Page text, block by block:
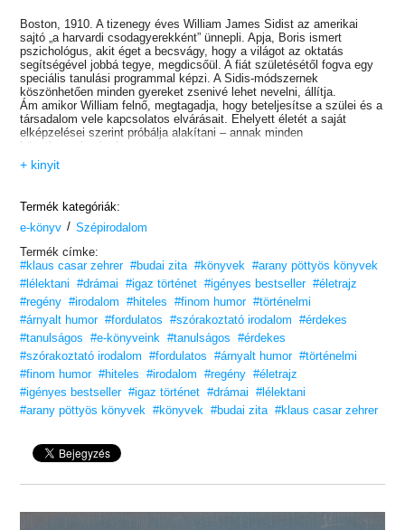
Boston, 1910. A tizenegy éves William James Sidist az amerikai
sajtó „a harvardi csodagyerekként” ünnepli. Apja, Boris ismert
pszichológus, akit éget a becsvágy, hogy a világot az oktatás
segítségével jobbá tegye, megdicsőül. A fiát születésétől fogva egy
speciális tanulási programmal képzi. A Sidis-módszernek
köszönhetően minden gyereket zsenivé lehet nevelni, állítja.
Ám amikor William felnő, megtagadja, hogy beteljesítse a szülei és a
társadalom vele kapcsolatos elvárásait. Ehelyett életét a saját
elképzelései szerint próbálja alakítani – annak minden
következményével.
„A zseni, lázadó és látnok William James Sidis életének hihetetlen,
igaz története. Nagyszerű regény, épp annyira furcsa, mint amennyire
Benedict Wells
„Igazi irodalmi csemege!”
Norbert Korn
Kövesd a sorsát!
+ kinyit
Termék kategóriák:
e-könyv / Szépirodalom
Termék címke:
#klaus casar zehrer #budai zita #könyvek
#arany pöttyös könyvek
#lélektani
#drámai #igaz történet #igényes bestseller #életrajz
#regény #irodalom #hiteles #finom humor #történelmi
#árnyalt humor #fordulatos #szórakoztató irodalom
#érdekes
#tanulságos
#e-könyveink #tanulságos
#érdekes
#szórakoztató irodalom
#fordulatos #árnyalt humor #történelmi
#finom humor #hiteles #irodalom #regény #életrajz
#igényes bestseller #igaz történet #drámai
#lélektani
#arany pöttyös könyvek
#könyvek #budai zita #klaus casar zehrer